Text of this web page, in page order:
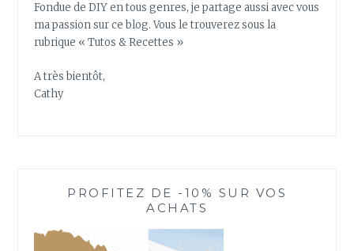
Fondue de DIY en tous genres, je partage aussi avec vous
ma passion sur ce blog. Vous le trouverez sous la
rubrique « Tutos & Recettes »
A très bientôt,
Cathy
PROFITEZ DE -10% SUR VOS
ACHATS